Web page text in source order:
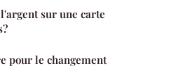
sur une carte
pour le changement